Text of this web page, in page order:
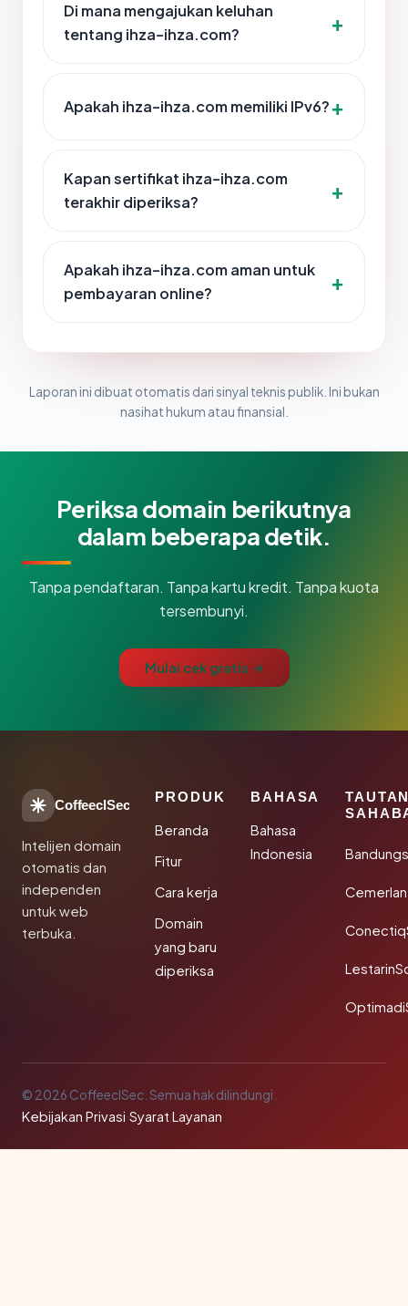
Di mana mengajukan keluhan
tentang ihza-ihza.com?
Apakah ihza-ihza.com memiliki IPv6?
Kapan sertifikat ihza-ihza.com
terakhir diperiksa?
Apakah ihza-ihza.com aman untuk
pembayaran online?
Laporan ini dibuat otomatis dari sinyal teknis publik. Ini bukan
nasihat hukum atau finansial.
Periksa domain berikutnya
dalam beberapa detik.
Tanpa pendaftaran. Tanpa kartu kredit. Tanpa kuota
tersembunyi.
Mulai cek gratis →
CoffeeclSec
Intelijen domain
otomatis dan
independen
untuk web
terbuka.
PRODUK
Beranda
Fitur
Cara kerja
Domain
yang baru
diperiksa
BAHASA
Bahasa
Indonesia
© 2026 CoffeeclSec. Semua hak dilindungi.
Kebijakan Privasi·Syarat Layanan